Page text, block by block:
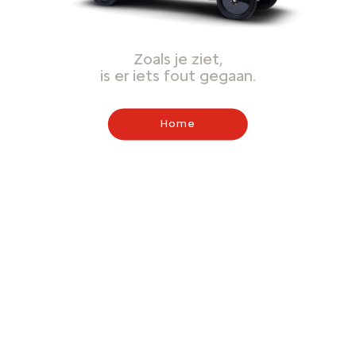
Zoals je ziet,
is er iets fout gegaan.
Home